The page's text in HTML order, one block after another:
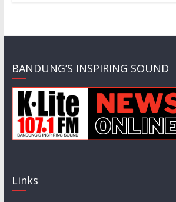
BANDUNG’S INSPIRING SOUND
Links